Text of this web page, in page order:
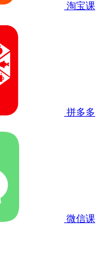
淘宝课
拼多多
微信课